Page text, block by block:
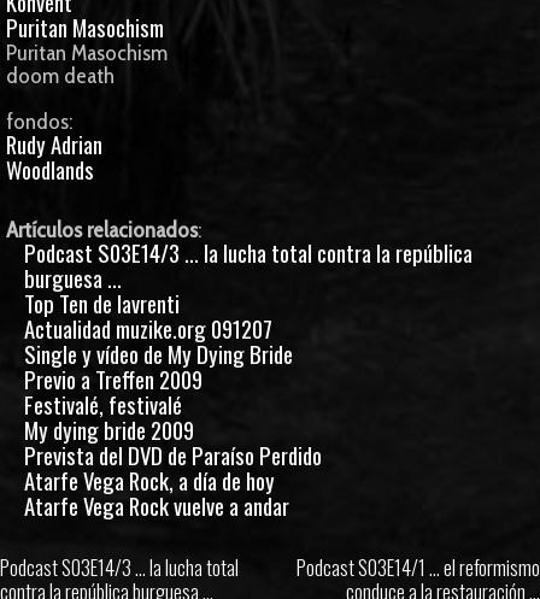
Puritan Masochism
Puritan Masochism
doom death
fondos:
Rudy Adrian
Woodlands
Artículos relacionados:
Podcast S03E14/3 ... la lucha total contra la república
burguesa ...
Top Ten de lavrenti
Actualidad muzike.org 091207
Single y vídeo de My Dying Bride
Previo a Treffen 2009
Festivalé, festivalé
My dying bride 2009
Prevista del DVD de Paraíso Perdido
Atarfe Vega Rock, a día de hoy
Atarfe Vega Rock vuelve a andar
Podcast S03E14/3 ... la lucha total
contra la república burguesa ...
Podcast S03E14/1 ... el reformismo
conduce a la restauración ...